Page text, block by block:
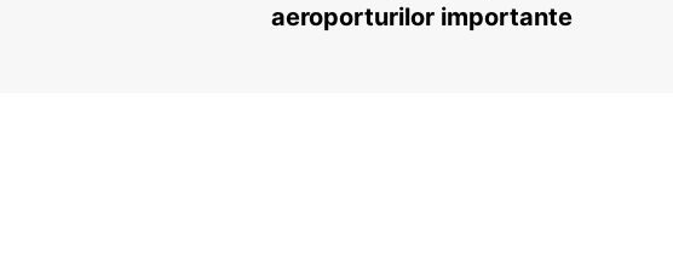
aeroporturilor importante